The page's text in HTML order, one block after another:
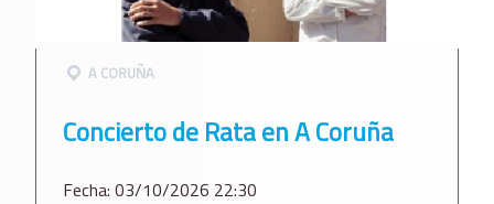
A CORUÑA
Concierto de Rata en A Coruña
Fecha: 03/10/2026 22:30